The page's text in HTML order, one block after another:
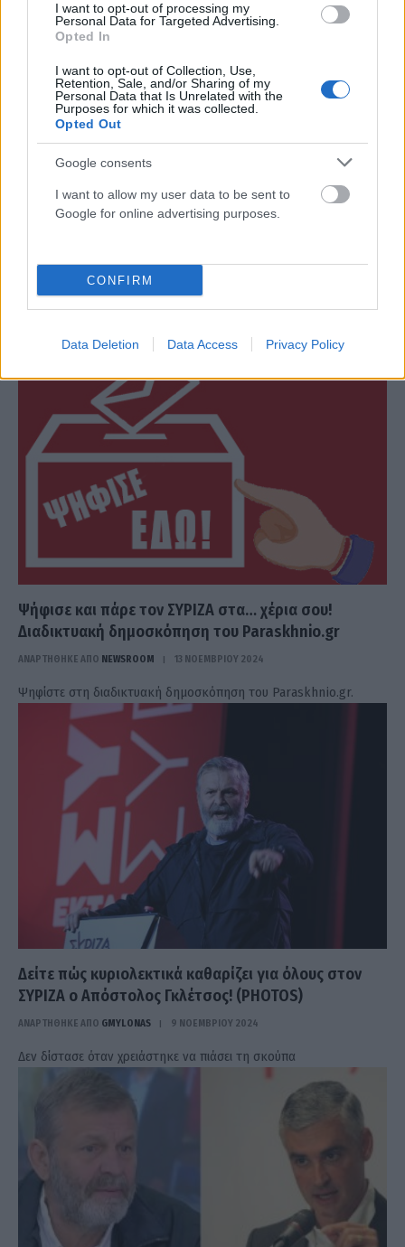
I want to opt-out of processing my
Personal Data for Targeted Advertising.
Opted In
I want to opt-out of Collection, Use,
Retention, Sale, and/or Sharing of my
Personal Data that Is Unrelated with the
Purposes for which it was collected.
Opted Out
Google consents
I want to allow my user data to be sent to
Google for online advertising purposes.
CONFIRM
Data Deletion Data Access Privacy Policy
βγάλει το Πάσχα! (VIDEO)
ΑΝΑΡΤΗΘΗΚΕ ΑΠΟGMYLONAS 18 ΝΟΕΜΒΡΊΟΥ 2024
Ψήφισε και πάρε τον ΣΥΡΙΖΑ στα… χέρια σου!
Διαδικτυακή δημοσκόπηση του Paraskhnio.gr
ΑΝΑΡΤΗΘΗΚΕ ΑΠΟ NEWSROOM 13 ΝΟΕΜΒΡΊΟΥ 2024
Ψηφίστε στη διαδικτυακή δημοσκόπηση του Paraskhnio.gr.
Δείτε πώς κυριολεκτικά καθαρίζει για όλους στον
ΣΥΡΙΖΑ ο Απόστολος Γκλέτσος! (PHOTOS)
ΑΝΑΡΤΗΘΗΚΕ ΑΠΟ GMYLONAS 9 ΝΟΕΜΒΡΊΟΥ 2024
Δεν δίστασε όταν χρειάστηκε να πιάσει τη σκούπα